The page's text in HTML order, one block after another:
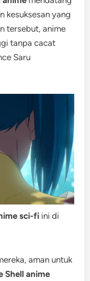
kesuksesan yang
tersebut, anime
tanpa cacat
Saru
sci-fi ini di
aman untuk
Shell anime